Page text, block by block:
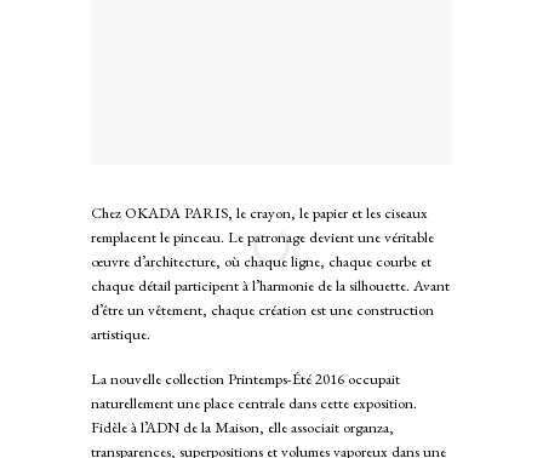
Chez OKADA PARIS, le crayon, le papier et les ciseaux
remplacent le pinceau. Le patronage devient une véritable
œuvre d’architecture, où chaque ligne, chaque courbe et
chaque détail participent à l’harmonie de la silhouette. Avant
d’être un vêtement, chaque création est une construction
artistique.
La nouvelle collection Printemps-Été 2016 occupait
naturellement une place centrale dans cette exposition.
Fidèle à l’ADN de la Maison, elle associait organza,
transparences, superpositions et volumes vaporeux dans une